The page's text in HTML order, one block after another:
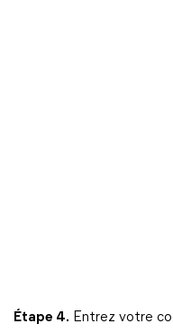
Étape 4. Entrez votre